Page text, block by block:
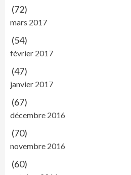
(72)
mars 2017
(54)
février 2017
(47)
janvier 2017
(67)
décembre 2016
(70)
novembre 2016
(60)